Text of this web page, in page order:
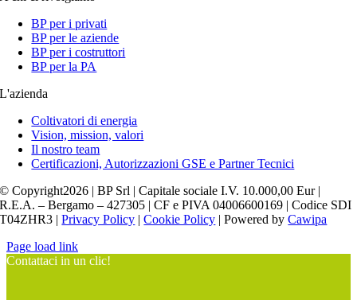
BP per i privati
BP per le aziende
BP per i costruttori
BP per la PA
L'azienda
Coltivatori di energia
Vision, mission, valori
Il nostro team
Certificazioni, Autorizzazioni GSE e Partner Tecnici
© Copyright2026 | BP Srl | Capitale sociale I.V. 10.000,00 Eur |
R.E.A. – Bergamo – 427305 | CF e PIVA 04006600169 | Codice SDI
T04ZHR3 |Privacy Policy |Cookie Policy | Powered byCawipa
Page load link
Contattaci in un clic!